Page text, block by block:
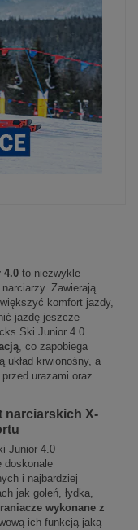
4.0 to niezwykle
Zawierają
komfort jazdy,
jazdę jeszcze
Ski Junior 4.0
, co zapobiega
układ krwionośny, a
urazami oraz
narciarskich X-
Junior 4.0
doskonale
i najbardziej
jak goleń, łydka,
wykonane z
ich funkcją jaką